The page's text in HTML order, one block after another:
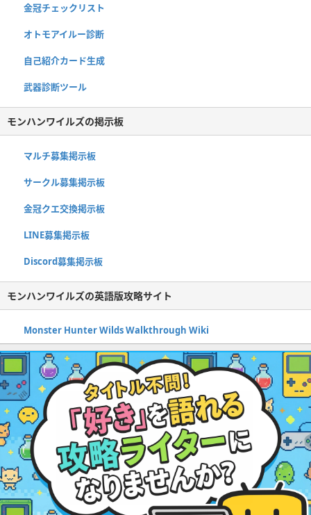
金冠チェックリスト
オトモアイルー診断
自己紹介カード生成
武器診断ツール
モンハンワイルズの掲示板
マルチ募集掲示板
サークル募集掲示板
金冠クエ交換掲示板
LINE募集掲示板
Discord募集掲示板
モンハンワイルズの英語版攻略サイト
Monster Hunter Wilds Walkthrough Wiki